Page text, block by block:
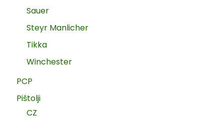
Sauer
Steyr Manlicher
Tikka
Winchester
PCP
Pištolji
CZ